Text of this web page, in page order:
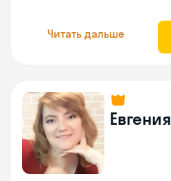
Читать дальше
Евгения